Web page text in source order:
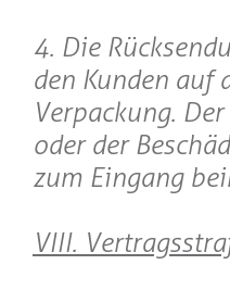
4. Die
den Kunden auf
Verpackung.
oder der
zum Eingang
VIII.